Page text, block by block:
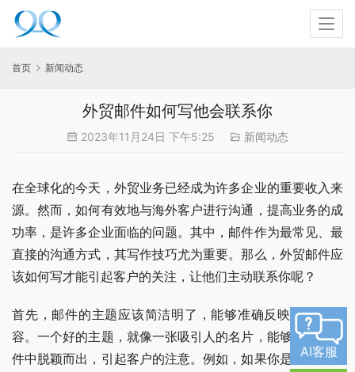
首页 新闻动态
外贸邮件如何写他会联系你
2023年11月24日 下午5:25 新闻动态
在全球化的今天，外贸业务已经成为许多企业的重要收入来
源。然而，如何有效地与海外客户进行沟通，提高业务的成
功率，是许多企业面临的问题。其中，邮件作为最常见、最
直接的沟通方式，其写作技巧尤为重要。那么，外贸邮件应
该如何写才能引起客户的关注，让他们主动联系你呢？
首先，邮件的主题应该简洁明了，能够准确反映邮件的内
容。一个好的主题，就像一张吸引人的名片，能够在众多邮
件中脱颖而出，引起客户的注意。例如，如果你是一家提供
AI客服